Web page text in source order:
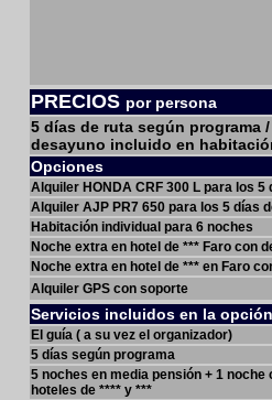
PRECIOS por persona
5 días de ruta según programa
desayuno incluido en
Opciones
Alquiler HONDA CRF 300 L para los
Alquiler AJP PR7 650 para los 5 días
Habitación individual para 6 noches
Noche extra en hotel de *** Faro con
Noche extra en hotel de *** en Faro
Alquiler GPS con soporte
Servicios incluidos en la
El guía ( a su vez el organizador)
5 días según programa
5 noches en media pensión + 1
hoteles de **** y ***